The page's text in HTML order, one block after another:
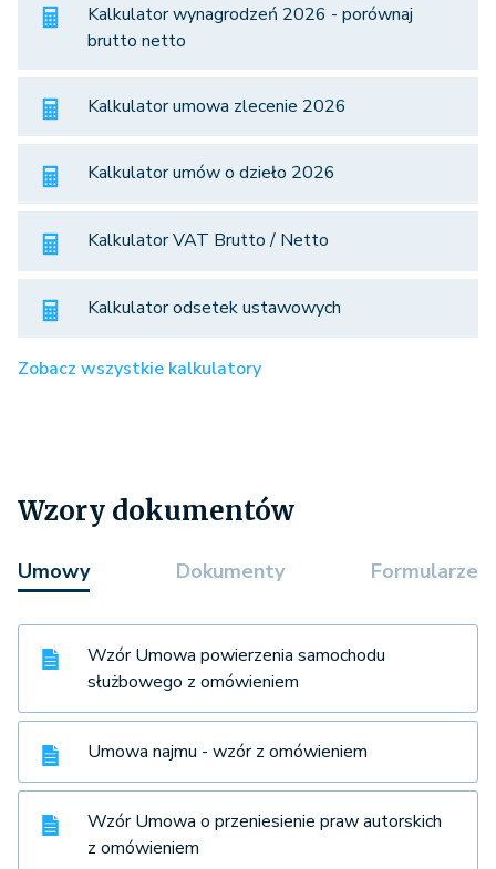
Kalkulator wynagrodzeń 2026 - porównaj
brutto netto
Kalkulator umowa zlecenie 2026
Kalkulator umów o dzieło 2026
Kalkulator VAT Brutto / Netto
Kalkulator odsetek ustawowych
Zobacz wszystkie kalkulatory
Wzory dokumentów
Umowy Dokumenty Formularze
Wzór Umowa powierzenia samochodu
służbowego z omówieniem
Umowa najmu - wzór z omówieniem
Wzór Umowa o przeniesienie praw autorskich
z omówieniem